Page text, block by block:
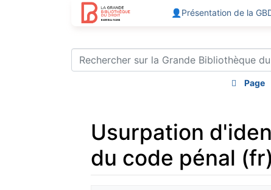
👤Présentation de la
Page
Usurpation
du code pénal (fr)